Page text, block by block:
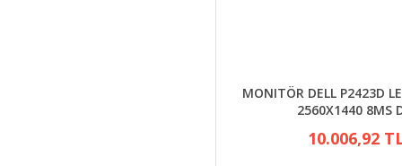
MONITÖR DELL P2423D
2560X1440 8MS
10.006,92